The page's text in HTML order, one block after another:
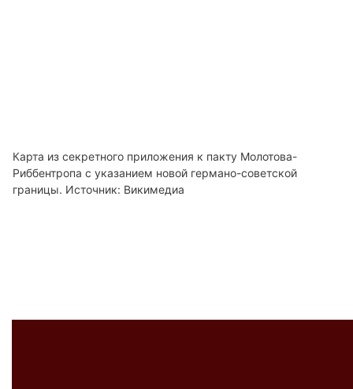
Карта из секретного приложения к пакту Молотова-
Риббентропа с указанием новой германо-советской
границы. Источник: Викимедиа